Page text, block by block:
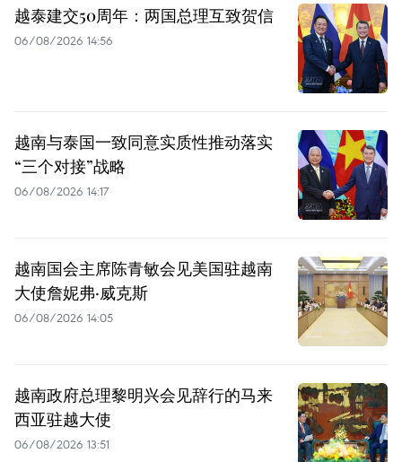
越泰建交50周年：两国总理互致贺信
06/08/2026 14:56
越南与泰国一致同意实质性推动落实
“三个对接”战略
06/08/2026 14:17
越南国会主席陈青敏会见美国驻越南
大使詹妮弗·威克斯
06/08/2026 14:05
越南政府总理黎明兴会见辞行的马来
西亚驻越大使
06/08/2026 13:51